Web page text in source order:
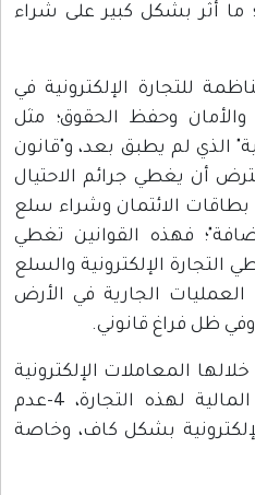
ما أثر بشكل كبير على شراء
للتجارة الإلكترونية في
والأمان وحفظ الحقوق؛ مثل
الذي لم يطبق بعد، و"قانون
أن يغطي جرائم الاحتيال
بطاقات الائتمان وشراء سلع
فهذه القوانين تغطي
التجارة الإلكترونية والسلع
الجارية في الأرض
ظل فراغ قانوني.
المعاملات الإلكترونية
وتضمن صحة المعاملات المالية لهذه التجارة، 4-عدم
بشكل كاف، وخاصة